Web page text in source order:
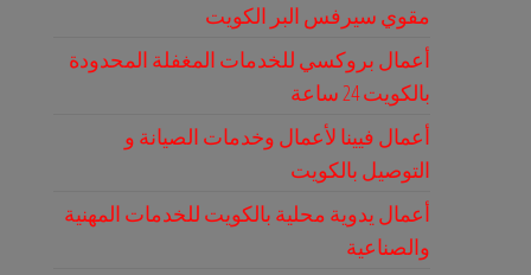
مقوي سيرفس البر الكويت
أعمال بروكسي للخدمات المغفلة المحدودة
بالكويت 24 ساعة
أعمال فيينا لأعمال وخدمات الصيانة و
التوصيل بالكويت
أعمال يدوية محلية بالكويت للخدمات المهنية
والصناعية